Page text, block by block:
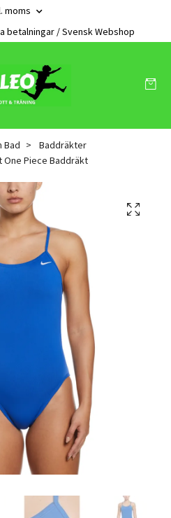
moms
betalningar / Svensk Webshop
Bad
Baddräkter
One Piece Baddräkt